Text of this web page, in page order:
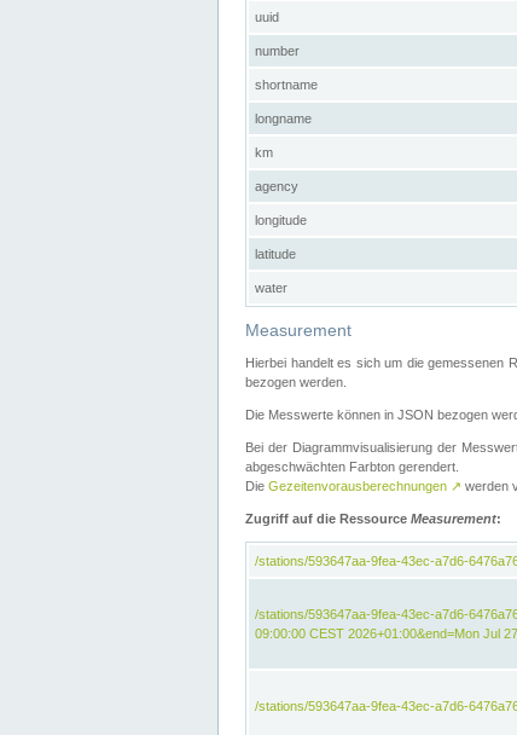
uuid
number
shortname
longname
km
agency
longitude
latitude
water
Measurement
Hierbei handelt es sich um die gemessenen
bezogen werden.
Die Messwerte können in JSON bezogen
Bei der Diagrammvisualisierung der
abgeschwächten Farbton gerendert.
Die Gezeitenvorausberechnungen ↗ werden
Zugriff auf die Ressource Measurement:
/stations/593647aa-9fea-43ec-a7d6-
/stations/593647aa-9fea-43ec-a7d6-
09:00:00 CEST 2026+01:00&end=Mon Jul
/stations/593647aa-9fea-43ec-a7d6-